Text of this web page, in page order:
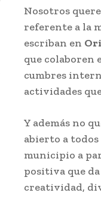
Nosotros
referente a la
escriban en
que colaboren
cumbres
actividades
Y además no
abierto a todos
municipio a
positiva que
creatividad,